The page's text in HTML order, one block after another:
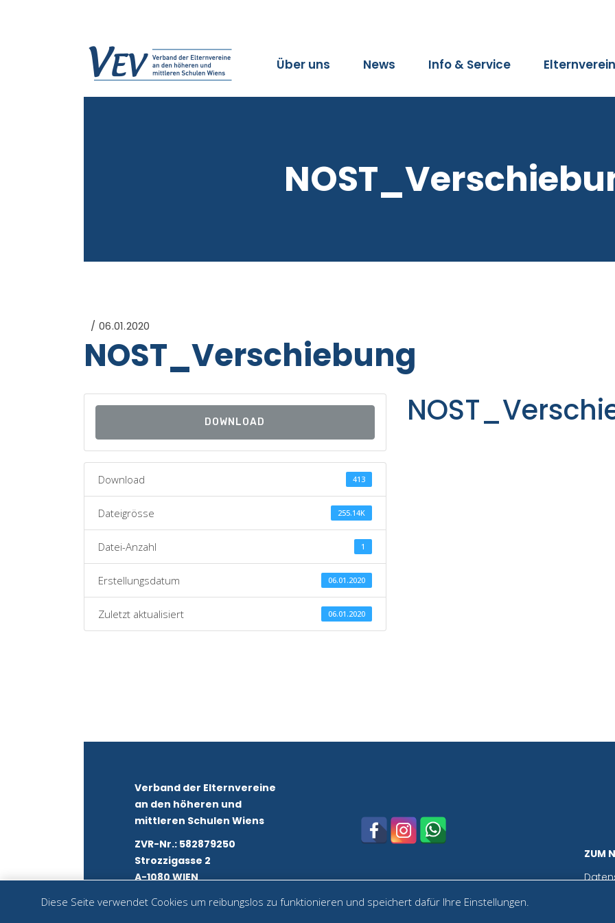
Über uns News Info & Service
06.01.2020
NOST_Verschiebung
DOWNLOAD
Download 413
Dateigrösse 255.14K
Datei-Anzahl 1
Erstellungsdatum 06.01.2020
Zuletzt aktualisiert 06.01.2020
Verband der Elternvereine
an den höheren und
mittleren Schulen Wiens
ZVR-Nr.: 582879250
Strozzigasse 2
A-1080 WIEN
ZUM
Diese Seite verwendet Cookies um reibungslos zu funktionieren und speichert dafür Ihre Einstellungen.